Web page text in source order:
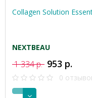
Collagen Solution
NEXTBEAU
1 334 р. 953 р.
0